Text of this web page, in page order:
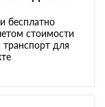
бесплатно
стоимости
для